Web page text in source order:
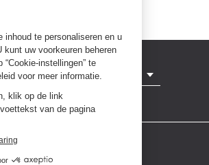
voorwaarden